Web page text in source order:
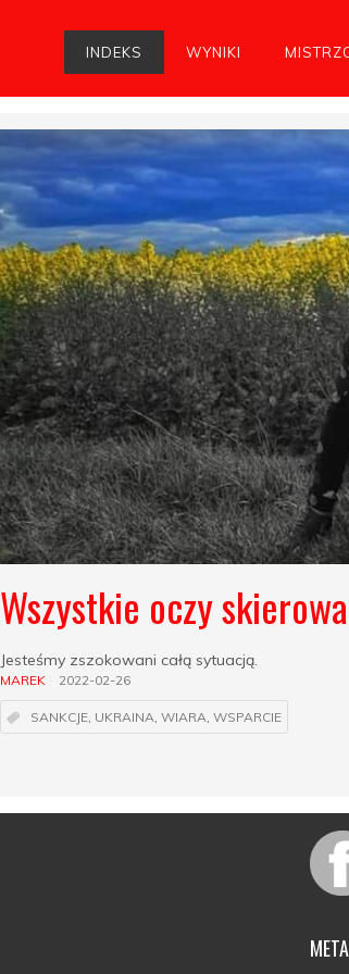
INDEKS WYNIKI
Wszystkie oczy
Jesteśmy zszokowani całą sytuacją.
MAREK 2022-02-26
SANKCJE, UKRAINA, WIARA, WSPARCIE
META